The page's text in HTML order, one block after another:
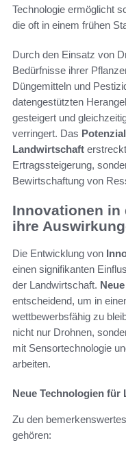
Technologie ermöglicht
die oft in einem frühen
Durch den Einsatz von
Bedürfnisse ihrer
Düngemitteln und
datengestützten
gesteigert und
verringert. Das
Landwirtschaft
Ertragssteigerung,
Bewirtschaftung von
Innovationen in
ihre
Die Entwicklung von
einen signifikanten
der Landwirtschaft.
entscheidend, um in
wettbewerbsfähig zu
nicht nur Drohnen,
mit Sensortechnologie
arbeiten.
Neue Technologien für
Zu den
gehören: